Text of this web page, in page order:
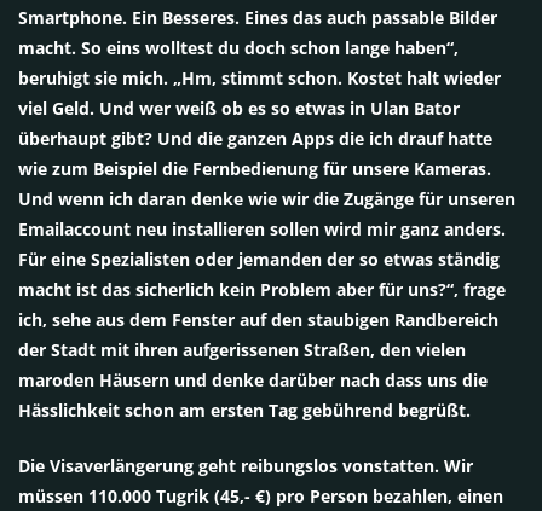
Smartphone. Ein Besseres. Eines das auch passable Bilder
macht. So eins wolltest du doch schon lange haben“,
beruhigt sie mich. „Hm, stimmt schon. Kostet halt wieder
viel Geld. Und wer weiß ob es so etwas in Ulan Bator
überhaupt gibt? Und die ganzen Apps die ich drauf hatte
wie zum Beispiel die Fernbedienung für unsere Kameras.
Und wenn ich daran denke wie wir die Zugänge für unseren
Emailaccount neu installieren sollen wird mir ganz anders.
Für eine Spezialisten oder jemanden der so etwas ständig
macht ist das sicherlich kein Problem aber für uns?“, frage
ich, sehe aus dem Fenster auf den staubigen Randbereich
der Stadt mit ihren aufgerissenen Straßen, den vielen
maroden Häusern und denke darüber nach dass uns die
Hässlichkeit schon am ersten Tag gebührend begrüßt.
Die Visaverlängerung geht reibungslos vonstatten. Wir
müssen 110.000 Tugrik (45,- €) pro Person bezahlen, einen